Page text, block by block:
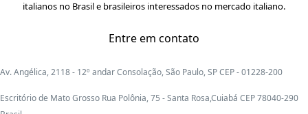
italianos no Brasil e brasileiros interessados no mercado italiano.
Entre em contato
Av. Angélica, 2118 - 12º andar Consolação, São Paulo, SP CEP - 01228-200
Escritório de Mato Grosso Rua Polônia, 75 - Santa Rosa,Cuiabá CEP 78040-290